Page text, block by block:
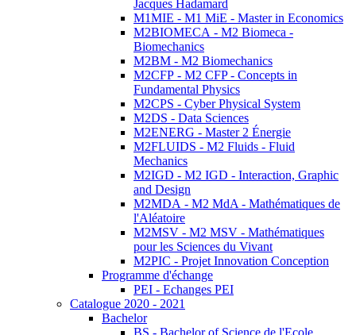
Jacques Hadamard
M1MIE - M1 MiE - Master in Economics
M2BIOMECA - M2 Biomeca -
Biomechanics
M2BM - M2 Biomechanics
M2CFP - M2 CFP - Concepts in
Fundamental Physics
M2CPS - Cyber Physical System
M2DS - Data Sciences
M2ENERG - Master 2 Énergie
M2FLUIDS - M2 Fluids - Fluid
Mechanics
M2IGD - M2 IGD - Interaction, Graphic
and Design
M2MDA - M2 MdA - Mathématiques de
l'Aléatoire
M2MSV - M2 MSV - Mathématiques
pour les Sciences du Vivant
M2PIC - Projet Innovation Conception
Programme d'échange
PEI - Echanges PEI
Catalogue 2020 - 2021
Bachelor
BS - Bachelor of Science de l'Ecole